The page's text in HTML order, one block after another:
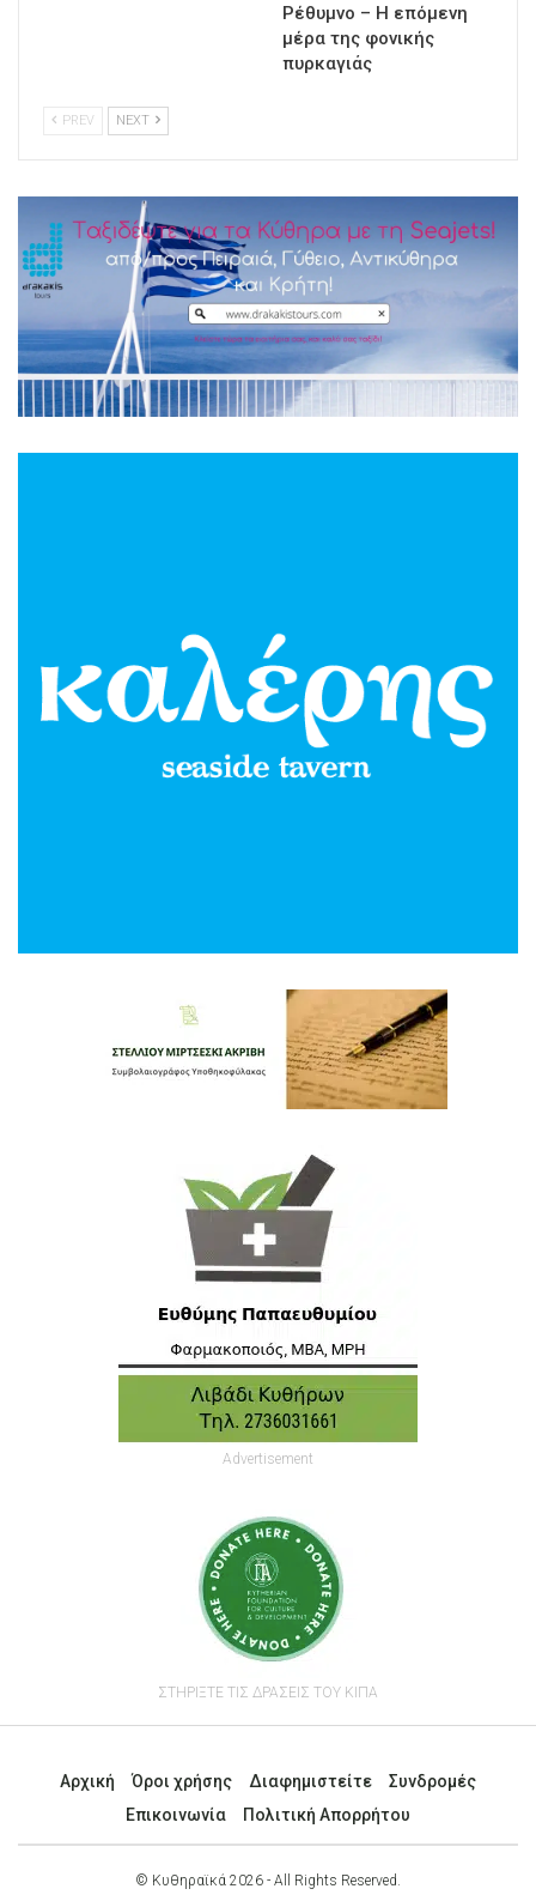
Ρέθυμνο – Η επόμενη
μέρα της φονικής
πυρκαγιάς
PREV NEXT
Advertisement
ΣΤΗΡΙΞΤΕ ΤΙΣ ΔΡΑΣΕΙΣ ΤΟΥ ΚΙΠΑ
Αρχική Όροι χρήσης Διαφημιστείτε
Συνδρομές
Επικοινωνία
Πολιτική Απορρήτου
© Κυθηραϊκά 2026 - All Rights Reserved.